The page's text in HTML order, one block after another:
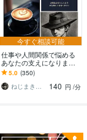
今すぐ相談可能
仕事や人間関係で悩める
あなたの支えになります /
ほっと一息、あたたかく
てやわらかい時間を低音
と共に
5.0 (350)
ねじまき鳥_nezimakidori
140 円 /分